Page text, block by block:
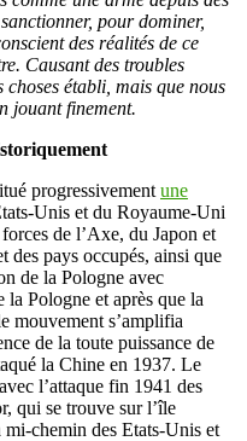
pour dominer,
des réalités de ce
Causant des troubles
choses établi, mais que nous
jouant finement.
progressivement une
Unis et du Royaume-Uni
de l’Axe, du Japon et
des pays occupés, ainsi que
de la Pologne avec
Pologne et après que la
mouvement s’amplifia
de la toute puissance de
la Chine en 1937. Le
l’attaque fin 1941 des
qui se trouve sur l’île
chemin des Etats-Unis et